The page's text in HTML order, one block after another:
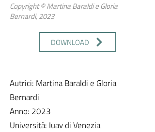
Copyright © Martina Baraldi e Gloria
Bernardi, 2023
DOWNLOAD
Autrici: Martina Baraldi e Gloria
Bernardi
Anno: 2023
Università: Iuav di Venezia